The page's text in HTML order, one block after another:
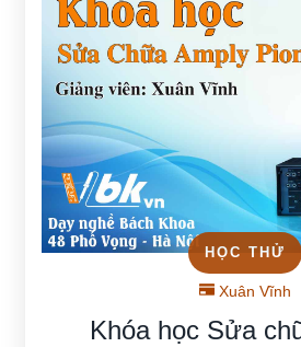
HỌC THỬ
Xuân Vĩnh
Khóa học Sửa